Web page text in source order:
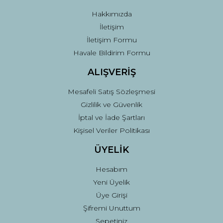
Hakkımızda
İletişim
İletişim Formu
Havale Bildirim Formu
ALIŞVERİŞ
Mesafeli Satış Sözleşmesi
Gizlilik ve Güvenlik
İptal ve İade Şartları
Kişisel Veriler Politikası
ÜYELİK
Hesabım
Yeni Üyelik
Üye Girişi
Şifremi Unuttum
Sepetiniz